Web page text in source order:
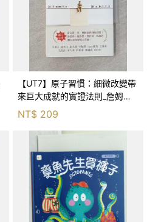
【UT7】原子習慣：細微改變帶
來巨大成就的實證法則_詹姆斯‧
克利爾, 蔡世偉
NT$ 209